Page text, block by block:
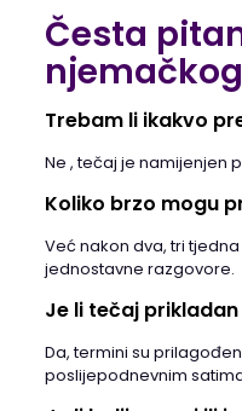
Česta
Trebam li ikakvo
Ne , tečaj je namijenjen
Koliko brzo mogu
Već nakon dva, tri
jednostavne razgovore.
Je li tečaj
Da, termini su
poslijepodnevnim